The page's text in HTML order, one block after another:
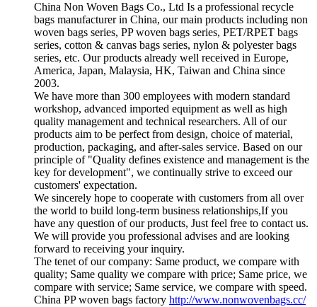
China Non Woven Bags Co., Ltd Is a professional recycle
bags manufacturer in China, our main products including non
woven bags series, PP woven bags series, PET/RPET bags
series, cotton & canvas bags series, nylon & polyester bags
series, etc. Our products already well received in Europe,
America, Japan, Malaysia, HK, Taiwan and China since
2003.
We have more than 300 employees with modern standard
workshop, advanced imported equipment as well as high
quality management and technical researchers. All of our
products aim to be perfect from design, choice of material,
production, packaging, and after-sales service. Based on our
principle of "Quality defines existence and management is the
key for development", we continually strive to exceed our
customers' expectation.
We sincerely hope to cooperate with customers from all over
the world to build long-term business relationships,If you
have any question of our products, Just feel free to contact us.
We will provide you professional advises and are looking
forward to receiving your inquiry.
The tenet of our company: Same product, we compare with
quality; Same quality we compare with price; Same price, we
compare with service; Same service, we compare with speed.
China PP woven bags factory http://www.nonwovenbags.cc/